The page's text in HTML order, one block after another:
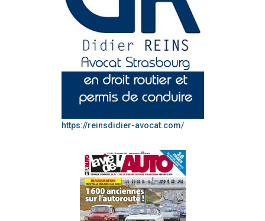
https://reinsdidier-avocat.com/